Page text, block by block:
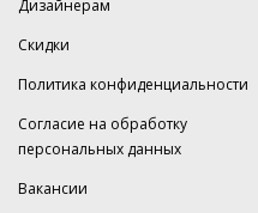
Дизайнерам
Скидки
Политика конфиденциальности
Согласие на обработку
персональных данных
Вакансии